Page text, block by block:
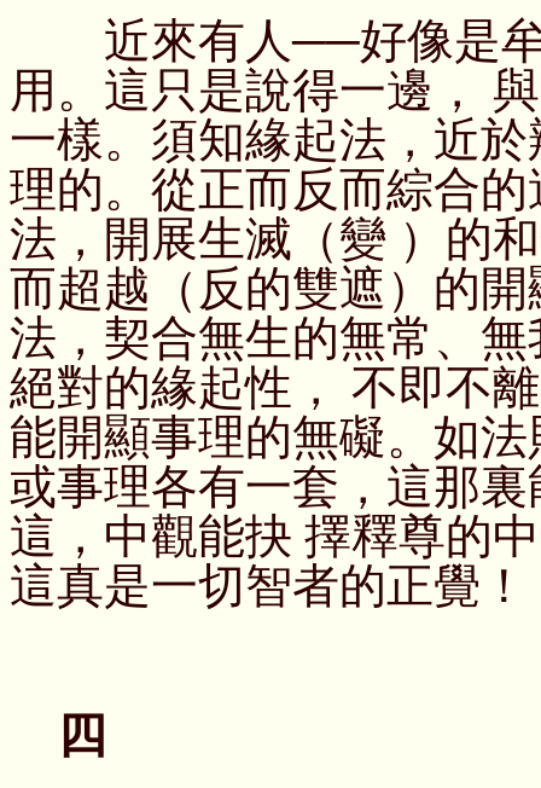
近來有人──好像是牟
用。這只是說得一邊，
一樣。須知緣起法，近
理的。從正而反而綜合
法，開展生滅（變 ）的
而超越（反的雙遮）的
法，契合無生的無常、
絕對的緣起性， 不即不
能開顯事理的無礙。如
或事理各有一套，這那
這，中觀能抉 擇釋尊的
這真是一切智者的正覺！
四